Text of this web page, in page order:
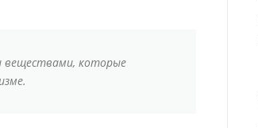
веществами, которые